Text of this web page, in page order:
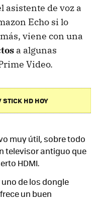
de voz a
Echo si lo
viene con una
a algunas
Video.
STICK HD HOY
muy útil, sobre todo
televisor antiguo que
HDMI.
uno de los dongle
un buen